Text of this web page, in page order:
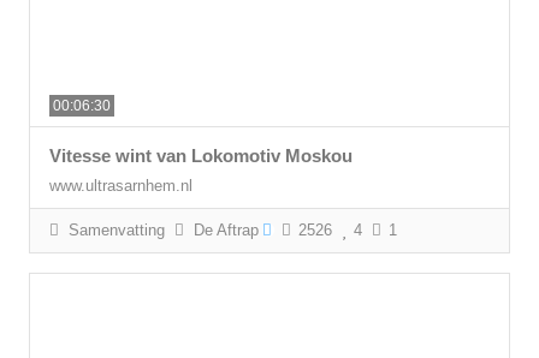
00:06:30
Vitesse wint van Lokomotiv Moskou
www.ultrasarnhem.nl
Samenvatting De Aftrap 2526 4 1